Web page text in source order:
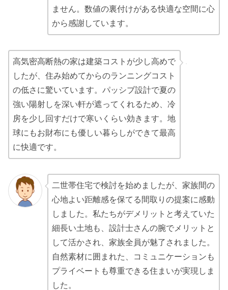
ません。数値の裏付けがある快適な空間に心
から感謝しています。
高気密高断熱の家は建築コストが少し高めで
したが、住み始めてからのランニングコスト
の低さに驚いています。パッシブ設計で夏の
強い陽射しを深い軒が遮ってくれるため、冷
房を少し回すだけで寒いくらい効きます。地
球にもお財布にも優しい暮らしができて最高
に快適です。
二世帯住宅で検討を始めましたが、家族間の
心地よい距離感を保てる間取りの提案に感動
しました。私たちがデメリットと考えていた
細長い土地も、設計士さんの腕でメリットと
して活かされ、家族全員が魅了されました。
自然素材に囲まれた、コミュニケーションも
プライベートも尊重できる住まいが実現しま
した。